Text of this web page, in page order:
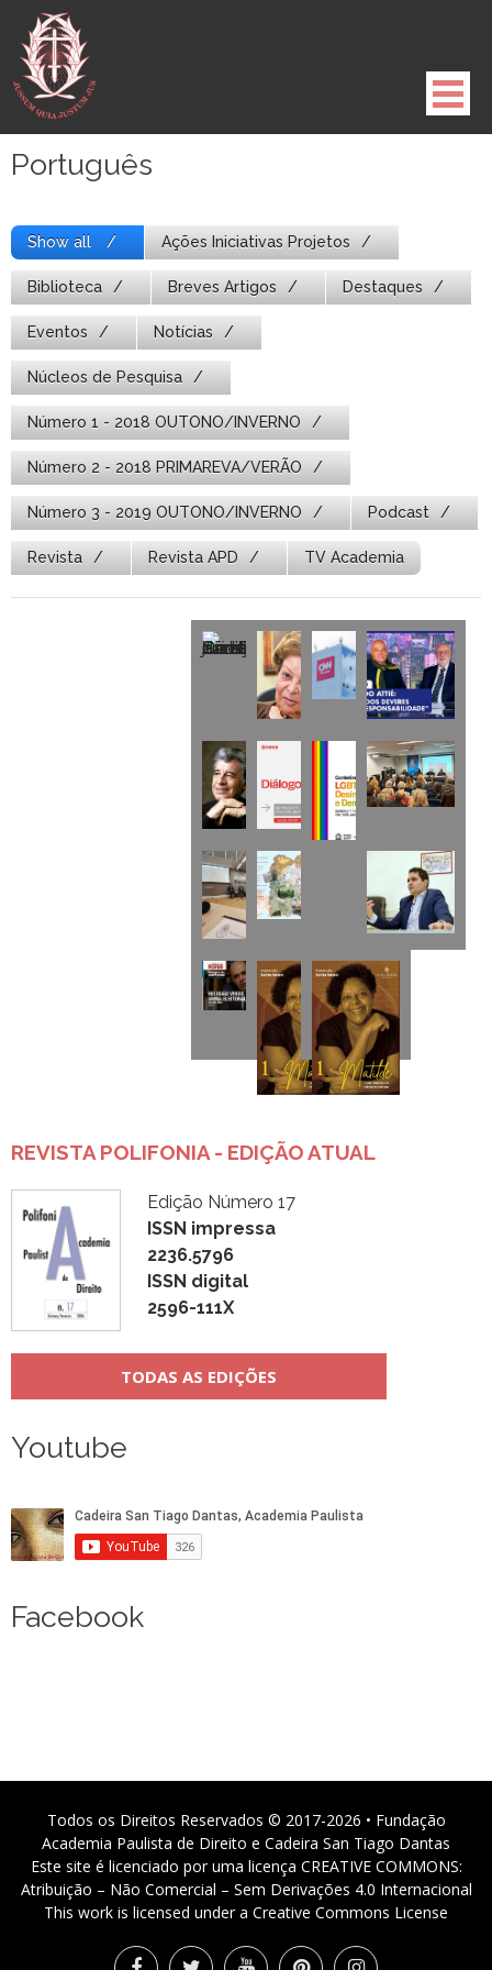
para
conteúdo
Português
Show all Ações Iniciativas Projetos
Biblioteca Breves Artigos Destaques
Eventos Notícias
Núcleos de Pesquisa
Número 1 - 2018 OUTONO/INVERNO
Número 2 - 2018 PRIMAREVA/VERÃO
Número 3 - 2019 OUTONO/INVERNO Podcast
Revista Revista APD TV Academia
REVISTA POLIFONIA - EDIÇÃO ATUAL
Edição Número 17
ISSN impressa
2236.5796
ISSN digital
2596-111X
TODAS AS EDIÇÕES
Youtube
Facebook
Todos os Direitos Reservados © 2017-2026 • Fundação
Academia Paulista de Direito e Cadeira San Tiago Dantas
Este site é licenciado por uma licença CREATIVE COMMONS:
Atribuição – Não Comercial – Sem Derivações 4.0 Internacional
This work is licensed under a Creative Commons License